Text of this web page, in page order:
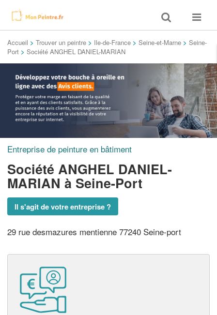
Toggle
search
Toggle
Accueil > Trouver un peintre > Ile-de-France > Seine-et-Marne > Seine-
Port > Société ANGHEL DANIEL-MARIAN
Entreprise de peinture en bâtiment
Société ANGHEL DANIEL-
MARIAN à Seine-Port
Il s'agit de votre entreprise ?
29 rue desmazures mentienne 77240 Seine-port